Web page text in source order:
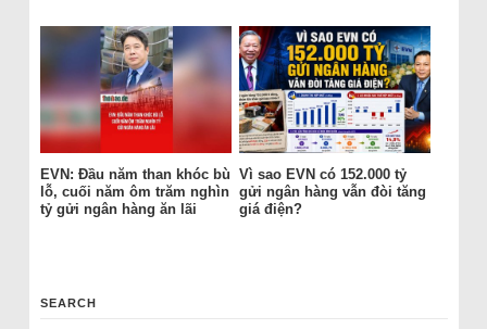
EVN: Đầu năm than khóc bù
lỗ, cuối năm ôm trăm nghìn
tỷ gửi ngân hàng ăn lãi
Vì sao EVN có 152.000 tỷ
gửi ngân hàng vẫn đòi tăng
giá điện?
SEARCH